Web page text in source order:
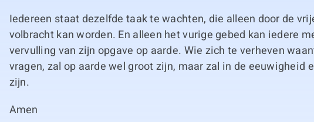
Iedereen staat dezelfde taak te wachten, die alleen door de
volbracht kan worden. En alleen het vurige gebed kan iedere
vervulling van zijn opgave op aarde. Wie zich te verheven
vragen, zal op aarde wel groot zijn, maar zal in de eeuwigheid
zijn.
Amen